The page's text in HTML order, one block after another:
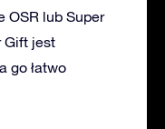
OSR lub Super
Gift jest
go łatwo